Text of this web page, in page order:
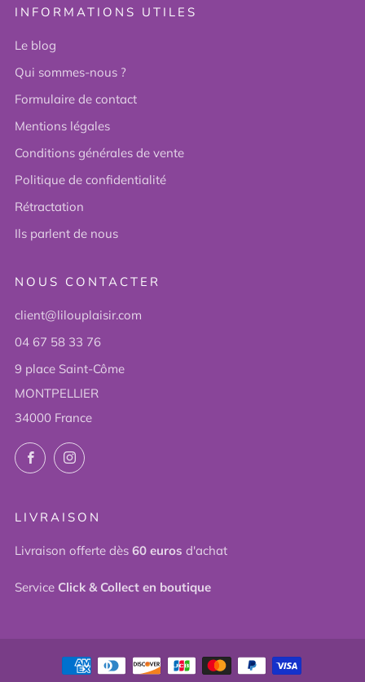
INFORMATIONS UTILES
Le blog
Qui sommes-nous ?
Formulaire de contact
Mentions légales
Conditions générales de vente
Politique de confidentialité
Rétractation
Ils parlent de nous
NOUS CONTACTER
client@lilouplaisir.com
04 67 58 33 76
9 place Saint-Côme
MONTPELLIER
34000 France
FacebookInstagram
LIVRAISON
Livraison offerte dès 60 euros d'achat
Service Click & Collect en boutique